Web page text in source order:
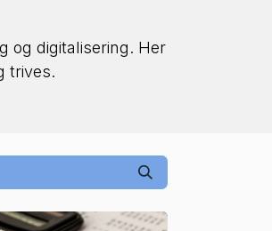
og digitalisering. Her
trives.